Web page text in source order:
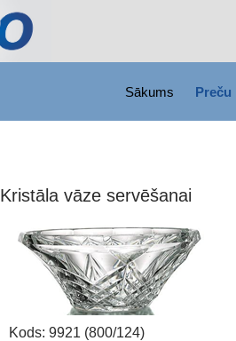
Sākums Preču
Kristāla vāze servēšanai
Kods: 9921 (800/124)